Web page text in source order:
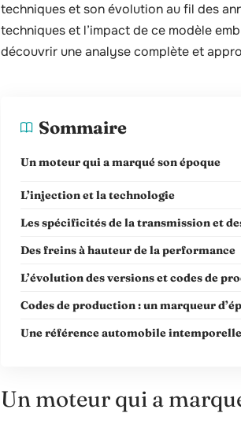
techniques et son évolution au fil des
techniques et l’impact de ce modèle
découvrir une analyse complète et
Sommaire
Un moteur qui a marqué son époque
L’injection et la technologie
Les spécificités de la transmission et
Des freins à hauteur de la performance
L’évolution des versions et codes de
Codes de production : un marqueur
Une référence automobile intemporelle
Un moteur qui a